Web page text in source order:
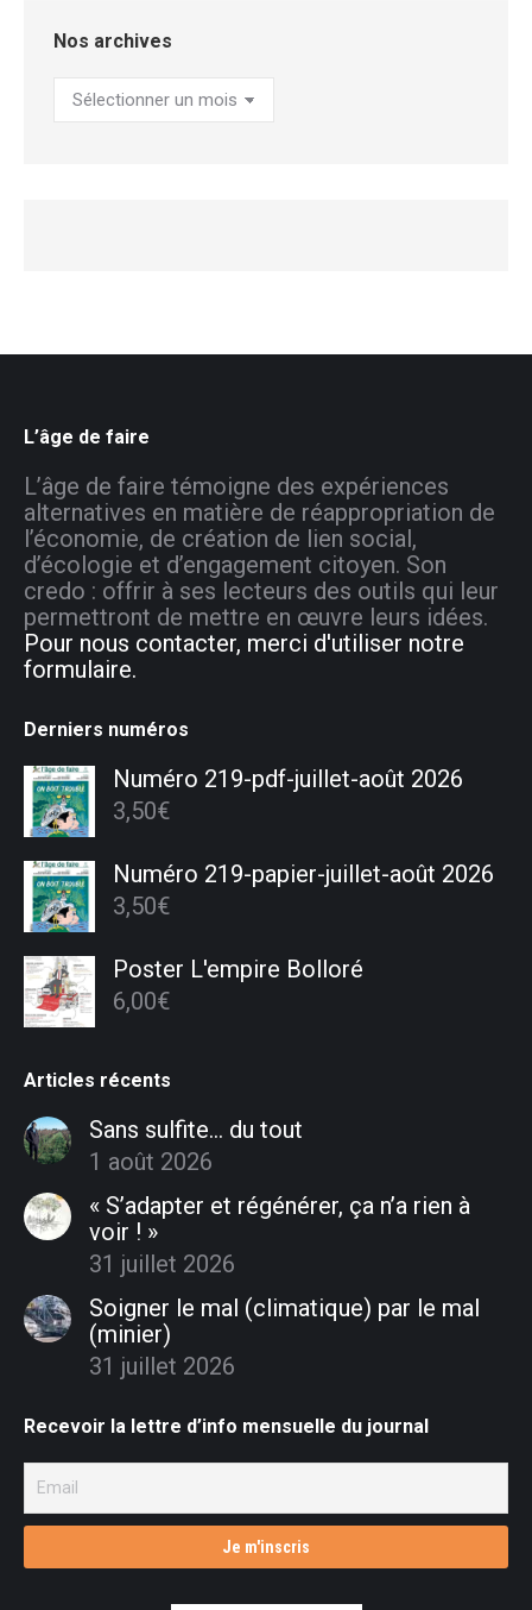
Nos archives
Nos
archives
L’âge de faire
L’âge de faire témoigne des expériences
alternatives en matière de réappropriation de
l’économie, de création de lien social,
d’écologie et d’engagement citoyen. Son
credo : offrir à ses lecteurs des outils qui leur
permettront de mettre en œuvre leurs idées.
Pour nous contacter, merci d'utiliser notre
formulaire.
Derniers numéros
Numéro 219-pdf-juillet-août 2026
3,50€
Numéro 219-papier-juillet-août 2026
3,50€
Poster L'empire Bolloré
6,00€
Articles récents
Sans sulfite… du tout
1 août 2026
« S’adapter et régénérer, ça n’a rien à
voir ! »
31 juillet 2026
Soigner le mal (climatique) par le mal
(minier)
31 juillet 2026
Recevoir la lettre d’info mensuelle du journal